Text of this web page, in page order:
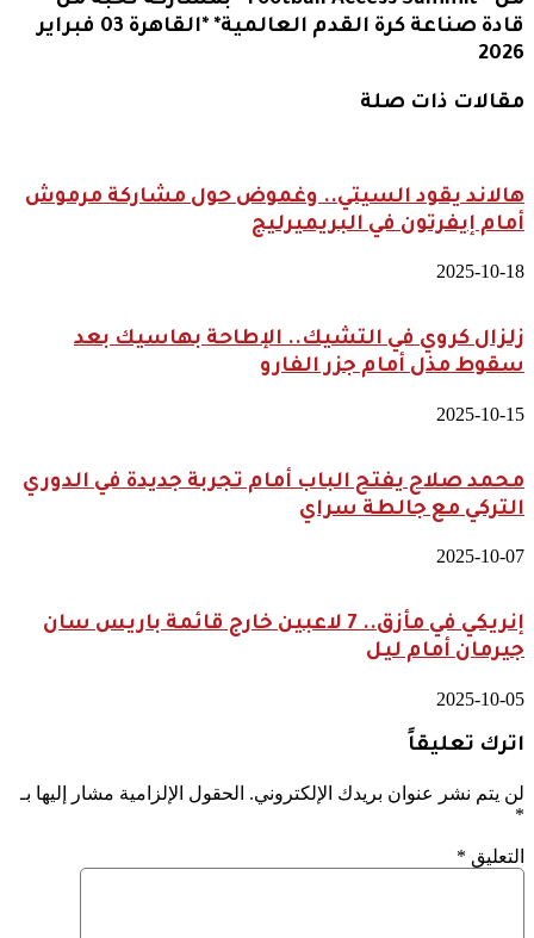
قادة صناعة كرة القدم العالمية* *القاهرة 03 فبراير
2026
مقالات ذات صلة
هالاند يقود السيتي.. وغموض حول مشاركة مرموش
أمام إيفرتون في البريميرليج
2025-10-18
زلزال كروي في التشيك.. الإطاحة بهاسيك بعد
سقوط مذل أمام جزر الفارو
2025-10-15
محمد صلاح يفتح الباب أمام تجربة جديدة في الدوري
التركي مع جالطة سراي
2025-10-07
إنريكي في مأزق.. 7 لاعبين خارج قائمة باريس سان
جيرمان أمام ليل
2025-10-05
اترك تعليقاً
لن يتم نشر عنوان بريدك الإلكتروني. الحقول الإلزامية مشار إليها بـ
*
التعليق *